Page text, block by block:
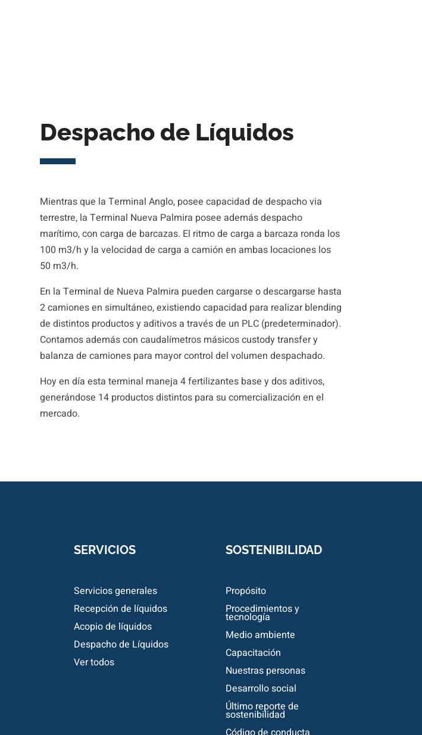
Despacho de Líquidos
Mientras que la Terminal Anglo, posee capacidad de despacho via
terrestre, la Terminal Nueva Palmira posee además despacho
marítimo, con carga de barcazas. El ritmo de carga a barcaza ronda los
100 m3/h y la velocidad de carga a camión en ambas locaciones los
50 m3/h.
En la Terminal de Nueva Palmira pueden cargarse o descargarse hasta
2 camiones en simultáneo, existiendo capacidad para realizar blending
de distintos productos y aditivos a través de un PLC (predeterminador).
Contamos además con caudalímetros másicos custody transfer y
balanza de camiones para mayor control del volumen despachado.
Hoy en día esta terminal maneja 4 fertilizantes base y dos aditivos,
generándose 14 productos distintos para su comercialización en el
mercado.
SERVICIOS
Servicios generales
Recepción de líquidos
Acopio de líquidos
Despacho de Líquidos
Ver todos
SOSTENIBILIDAD
Propósito
Procedimientos y
tecnología
Medio ambiente
Capacitación
Nuestras personas
Desarrollo social
Último reporte de
sostenibilidad